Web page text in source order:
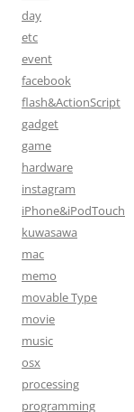
ョ
ン
day
etc
event
facebook
flash&ActionScript
gadget
game
hardware
instagram
iPhone&iPodTouch
kuwasawa
mac
memo
movable Type
movie
music
osx
processing
programming